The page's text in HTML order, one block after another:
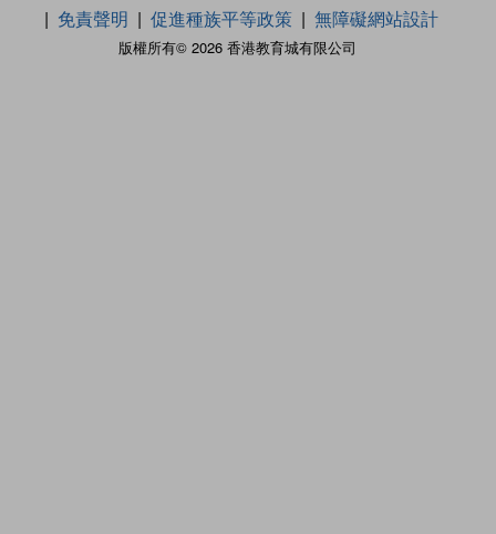
版權所有© 2026 香港教育城有限公司
免責聲明
促進種族平等政策 無障礙網站設計